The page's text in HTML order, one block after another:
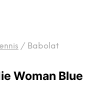
/ Babolat
Woman Blue